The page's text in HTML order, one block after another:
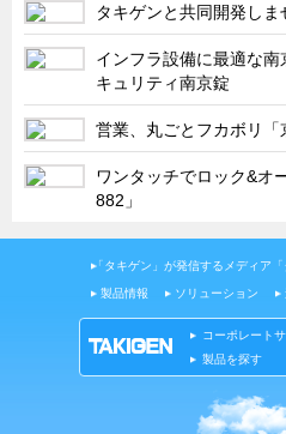
展示会情報／報告レポート
工場見学
海外出張
社外セミナー
タキゲンの歴史
タキゲン売上ランキング
展示トラック
タキスポ
タキ旅レポ
タキゲンと共同開発しま
インフラ設備に最適な
キュリティ南京錠
営業、丸ごとフカボリ「
ワンタッチでロック&オ
882」
「タキゲン」が発信するメディア
製品情報 ソリューション
コーポレート
製品を探す